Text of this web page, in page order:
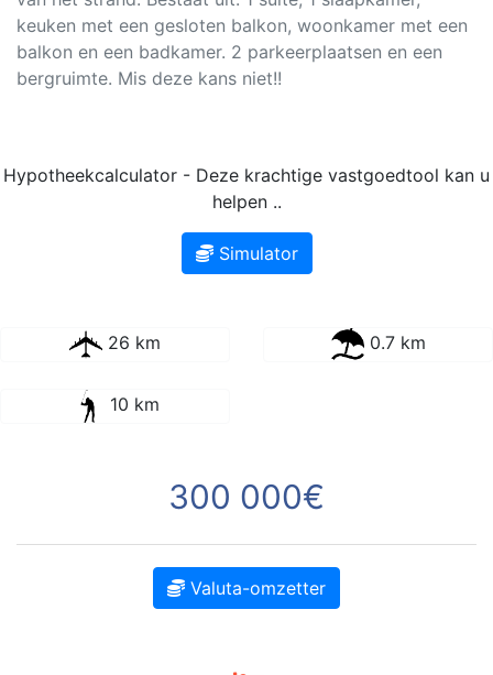
keuken met een gesloten balkon, woonkamer met een
balkon en een badkamer. 2 parkeerplaatsen en een
bergruimte. Mis deze kans niet!!
Hypotheekcalculator - Deze krachtige vastgoedtool kan u
helpen ..
Simulator
26 km 0.7 km
10 km
300 000€
Valuta-omzetter